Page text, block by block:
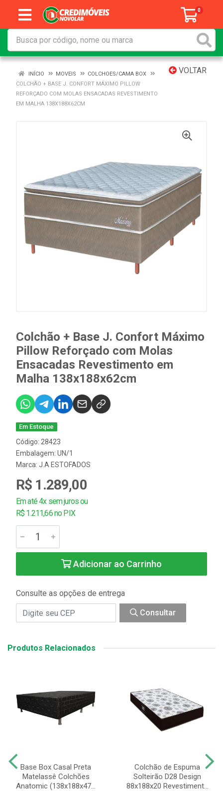
0
VOLTAR
INÍCIO MOVEIS
COLCHOES/CAMA BOX
COLCHÃO + BASE J. CONFORT MÁXIMO PILLOW
REFORÇADO COM MOLAS ENSACADAS REVESTIMENTO
EM MALHA 138X188X62CM
Colchão + Base J. Confort Máximo
Pillow Reforçado com Molas
Ensacadas Revestimento em
Malha 138x188x62cm
Em Estoque
Código: 28423
Embalagem: UN/1
Marca: J.A ESTOFADOS
R$ 1.289,00
Em até 4x sem juros ou
R$ 1.211,66 no PIX
Adicionar ao Carrinho
Consulte as opções de entrega
Consultar
Produtos Relacionados
Base Box Casal Preta
Matelassê Colchões
Anatomic (138x188x47...
Colchão de Espuma
Solteirão D28 Design
88x188x20 Revestiment...